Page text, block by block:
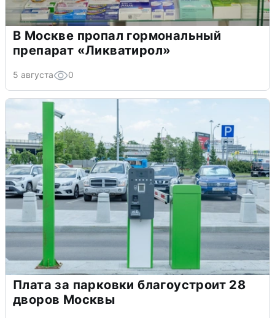
В Москве пропал гормональный
препарат «Ликватирол»
5 августа 0
Плата за парковки благоустроит 28
дворов Москвы